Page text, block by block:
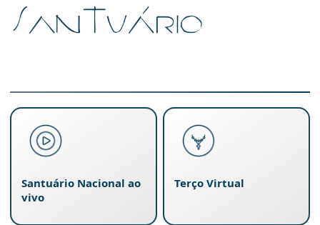
Santuário Nacional ao
vivo
Terço Virtual